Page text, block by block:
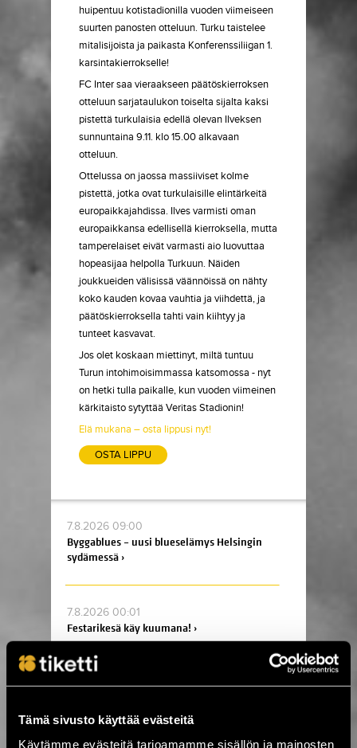
Tämä sivusto käyttää evästeitä
Käytämme evästeitä tarjoamamme sisällön ja mainosten
huipentuu kotistadionilla vuoden viimeiseen
suurten panosten otteluun. Turku taistelee
mitalisijoista ja paikasta Konferenssiliigan 1.
karsintakierrokselle!
FC Inter saa vieraakseen päätöskierroksen
otteluun sarjataulukon toiselta sijalta kaksi
pistettä turkulaisia edellä olevan Ilveksen
sunnuntaina 9.11. klo 15.00 alkavaan
otteluun.
Ottelussa on jaossa massiiviset kolme
pistettä, jotka ovat turkulaisille elintärkeitä
europaikkajahdissa. Ilves varmisti oman
europaikkansa edellisellä kierroksella, mutta
tamperelaiset eivät varmasti aio luovuttaa
hopeasijaa helpolla Turkuun. Näiden
joukkueiden välisissä väännöissä on nähty
koko kauden kovaa vauhtia ja viihdettä, ja
päätöskierroksella tahti vain kiihtyy ja
tunteet kasvavat.
Jos olet koskaan miettinyt, miltä tuntuu
Turun intohimoisimmassa katsomossa - nyt
on hetki tulla paikalle, kun vuoden viimeinen
kärkitaisto sytyttää Veritas Stadionin!
Elä mukana – osta lippusi nyt!
OSTA LIPPU
7.8.2026 09:00
Byggablues – uusi blueselämys Helsingin
sydämessä ›
7.8.2026 00:01
Festarikesä käy kuumana! ›
5.8.2026 19:33
vuoden jälkeen ›